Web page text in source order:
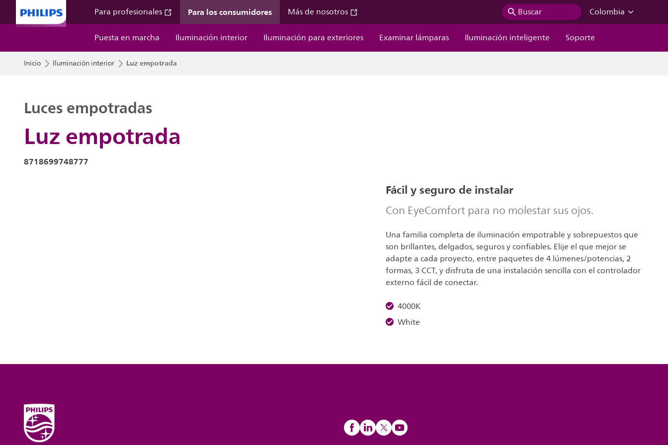
Para profesionales Para los consumidores Más de nosotros Buscar
Colombia
Puesta en marcha
Iluminación interior Iluminación para exteriores Examinar lámparas Iluminación inteligente Soporte
Inicio Iluminación interior Luz empotrada
Luz empotrada
Luces empotradas
8718699748777
Fácil y seguro de instalar
Con EyeComfort para no molestar sus ojos.
Una familia completa de iluminación empotrable y sobrepuestos que
son brillantes, delgados, seguros y confiables. Elije el que mejor se
adapte a cada proyecto, entre paquetes de 4 lúmenes/potencias, 2
formas, 3 CCT, y disfruta de una instalación sencilla con el controlador
externo fácil de conectar.
4000K
White